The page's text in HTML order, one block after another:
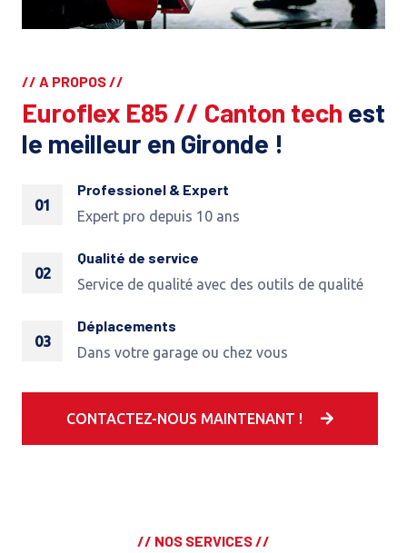
// A PROPOS //
Euroflex E85 // Canton tech est
le meilleur en Gironde !
01
Professionel & Expert
Expert pro depuis 10 ans
02
Qualité de service
Service de qualité avec des outils de qualité
03
Déplacements
Dans votre garage ou chez vous
CONTACTEZ-NOUS MAINTENANT !
// NOS SERVICES //